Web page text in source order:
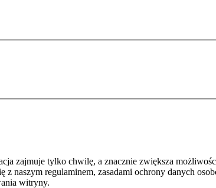
zajmuje tylko chwilę, a znacznie zwiększa
naszym regulaminem, zasadami ochrony danych
witryny.